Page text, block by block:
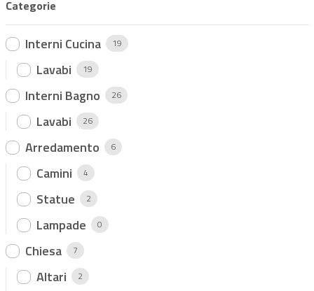
Categorie
Interni Cucina 19
Lavabi 19
Interni Bagno 26
Lavabi 26
Arredamento 6
Camini 4
Statue 2
Lampade 0
Chiesa 7
Altari 2